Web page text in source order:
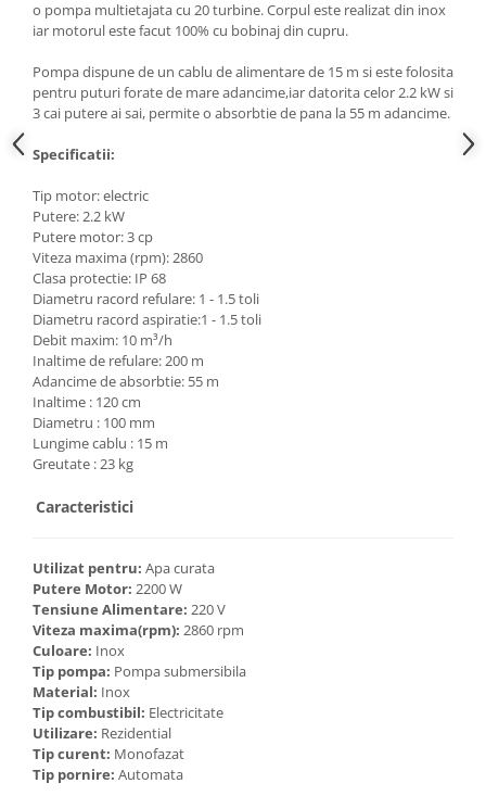
Masini de spalat vase incorporabile
independente
Motoburghiu/Foreza pamant
Pachete Incorporabile
Pirostrii & Arzatoare
Plasa umbrire
Pompe de stropit
Radiatoare
Semanatoare,Plantatoare
Sere
Sobe pe gaz & electrice
Suflante & Aspiratoare
Aspiratoare
Suflante Frunze
Aparate de aer conditionat
Ventilatoare
Zootehnie
Foarfeci tuns oi
Incubatoare oua
o pompa multietajata cu 20 turbine. Corpul este realizat din inox
iar motorul este facut 100% cu bobinaj din cupru.
Pompa dispune de un cablu de alimentare de 15 m si este folosita
pentru puturi forate de mare adancime,iar datorita celor 2.2 kW si
3 cai putere ai sai, permite o absorbtie de pana la 55 m adancime.
Specificatii:
Tip motor: electric
Putere: 2.2 kW
Putere motor: 3 cp
Viteza maxima (rpm): 2860
Clasa protectie: IP 68
Diametru racord refulare: 1 - 1.5 toli
Diametru racord aspiratie:1 - 1.5 toli
Debit maxim: 10 m³/h
Inaltime de refulare: 200 m
Adancime de absorbtie: 55 m
Inaltime : 120 cm
Diametru : 100 mm
Lungime cablu : 15 m
Greutate : 23 kg
Caracteristici
Utilizat pentru: Apa curata
Putere Motor: 2200 W
Tensiune Alimentare: 220 V
Viteza maxima(rpm): 2860 rpm
Culoare: Inox
Tip pompa: Pompa submersibila
Material: Inox
Tip combustibil: Electricitate
Utilizare: Rezidential
Tip curent: Monofazat
Tip pornire: Automata